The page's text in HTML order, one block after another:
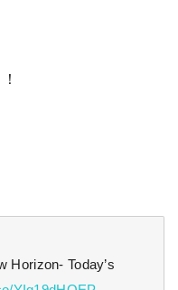
Horizon- Today’s